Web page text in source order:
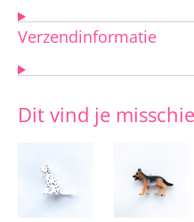
Verzendinformatie
Dit vind je